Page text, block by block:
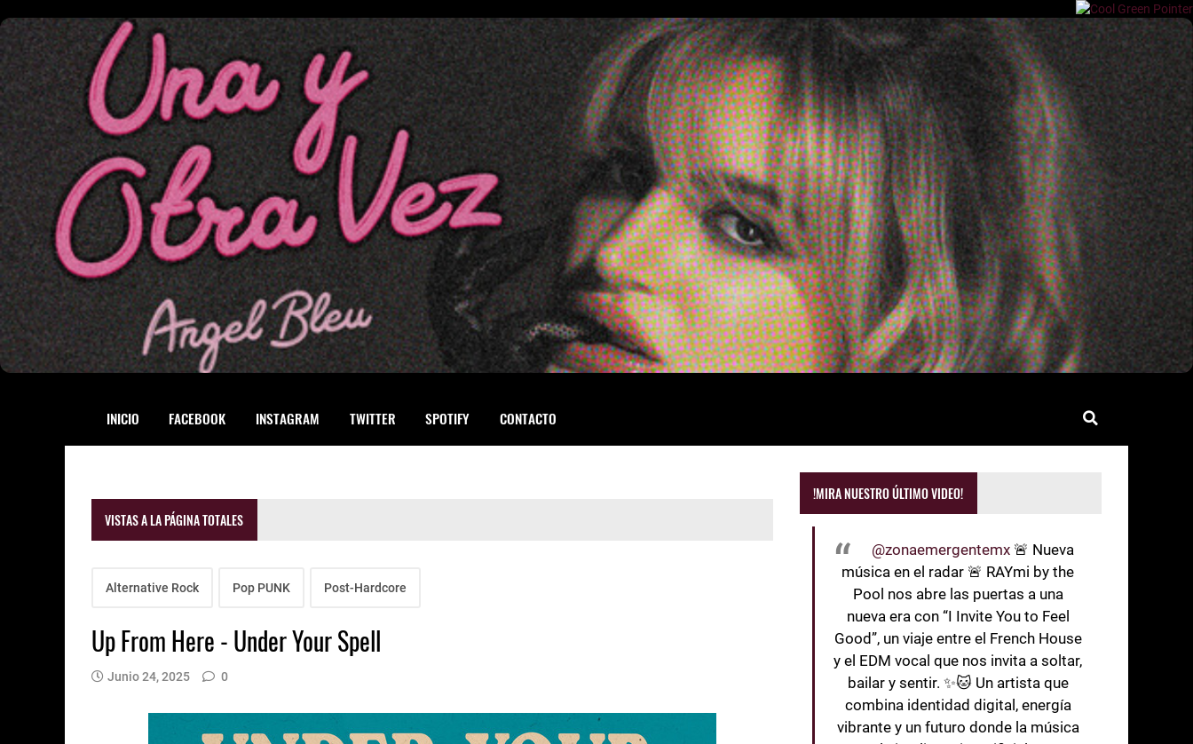
INICIO FACEBOOK INSTAGRAM TWITTER SPOTIFY CONTACTO
VISTAS A LA PÁGINA TOTALES
Alternative Rock Pop PUNK Post-Hardcore
Up From Here - Under Your Spell
Junio 24, 2025 0
!MIRA NUESTRO ÚLTIMO VIDEO!
@zonaemergentemx 🚨 Nueva
música en el radar 🚨 RAYmi by the
Pool nos abre las puertas a una
nueva era con “I Invite You to Feel
Good”, un viaje entre el French House
y el EDM vocal que nos invita a soltar,
bailar y sentir. ✨🐱 Un artista que
combina identidad digital, energía
vibrante y un futuro donde la música